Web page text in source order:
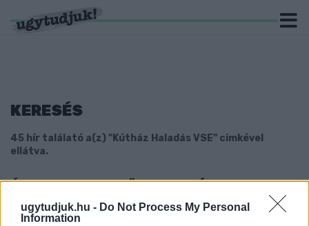
ugytudjuk.hu - Do Not Process My Personal
Information
KERESÉS
45 hír találató a(z) "Kútház Haladás VSE" cimkével
ellátva.
ÚJABB FONTOS GYŐZELMET HÚZTAK BE A
HALADÁS FUTSALOSAI
2019. Április. 02. 09:07